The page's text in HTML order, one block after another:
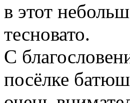
в этот
тесновато.
С
посёлке